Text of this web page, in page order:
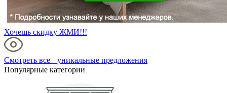
Хочешь скидку ЖМИ!!!
Смотреть все уникальные предложения
Популярные категории